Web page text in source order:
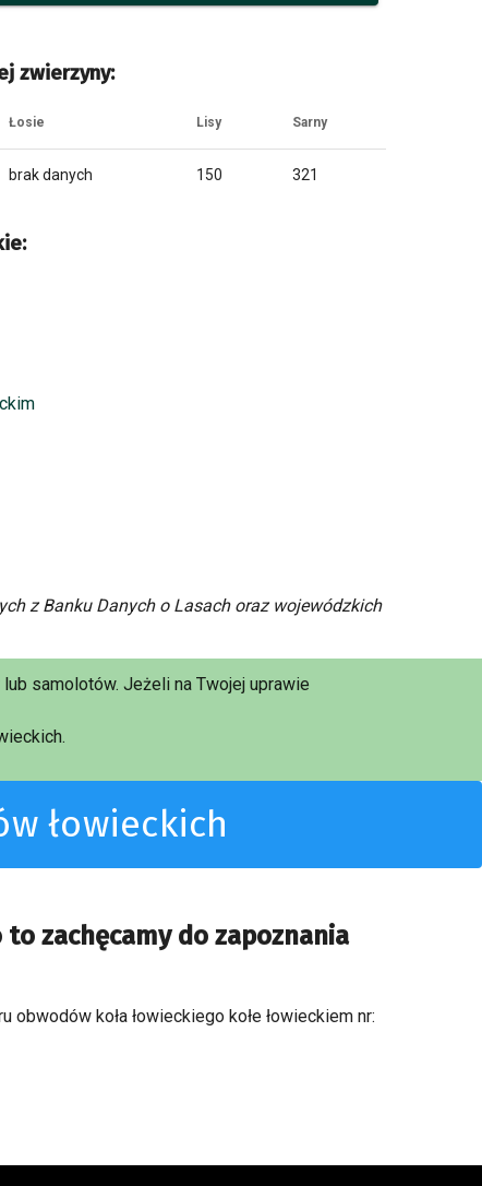
zwierzyny:
Łosie Lisy Sarny
brak danych 150 321
z Banku Danych o Lasach oraz wojewódzkich
samolotów. Jeżeli na Twojej uprawie
łowieckich
to zachęcamy do zapoznania
koła łowieckiego kołe łowieckiem nr: